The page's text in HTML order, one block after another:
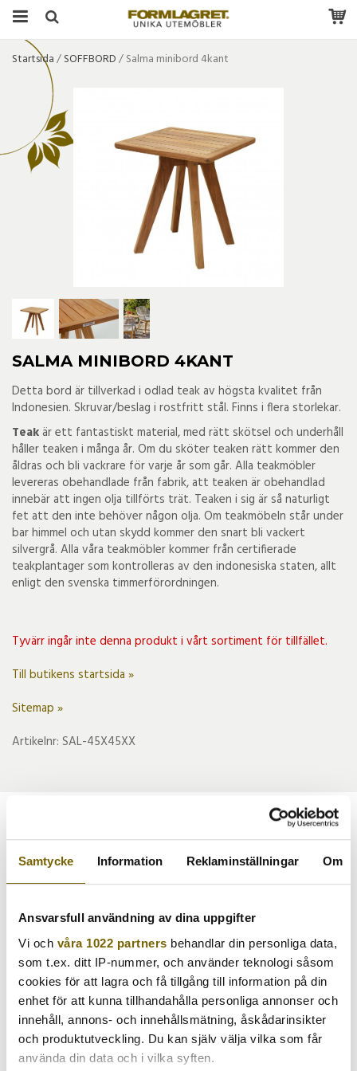
Samtycke Information Reklaminställningar Om
Ansvarsfull användning av dina uppgifter
Vi och våra 1022 partners behandlar din personliga data,
som t.ex. ditt IP-nummer, och använder teknologi såsom
cookies för att lagra och få tillgång till information på din
enhet för att kunna tillhandahålla personliga annonser och
innehåll, annons- och innehållsmätning, åskådarinsikter
och produktutveckling. Du kan själv välja vilka som får
använda din data och i vilka syften.
Startsida/SOFFBORD/Salma minibord 4kant
SALMA MINIBORD 4KANT
Detta bord är tillverkad i odlad teak av högsta kvalitet från
Indonesien. Skruvar/beslag i rostfritt stål. Finns i flera storlekar.
Teakär ett fantastiskt material, med rätt skötsel och underhåll
håller teaken i många år. Om du sköter teaken rätt kommer den
åldras och bli vackrare för varje år som går. Alla teakmöbler
levereras obehandlade från fabrik, att teaken är obehandlad
innebär att ingen olja tillförts trät. Teaken i sig är så naturligt
fet att den inte behöver någon olja. Om teakmöbeln står under
bar himmel och utan skydd kommer den snart bli vackert
silvergrå. Alla våra teakmöbler kommer från certifierade
teakplantager som kontrolleras av den indonesiska staten, allt
enligt den svenska timmerförordningen.
Tyvärr ingår inte denna produkt i vårt sortiment för tillfället.
Till butikens startsida »
Sitemap »
Artikelnr: SAL-45X45XX
Rekommenderade tillbehör till denna
REA
SALMA MINIBORD RUNT
REA
SALMA SOFFBORD D:70